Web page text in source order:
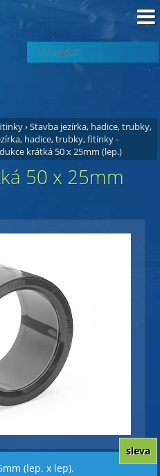
›Stavba jezírka, hadice, trubky,
hadice, trubky, fitinky -
krátká 50 x 25mm (lep.)
50 x 25mm
(lep. x lep).
sleva